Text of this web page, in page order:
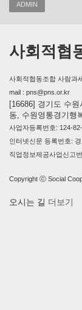
ADMIN
사회적협
사회적협동조합 사람과
mail : pns@pns.or.kr
[16686] 경기도 수
동, 수원영통경기행
사업자등록번호: 124-
인터넷신문 등록번호:
직업정보제공사업신고
Copyright ⓒ Social
오시는 길 더보기